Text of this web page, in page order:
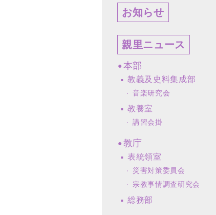
お知らせ
親里ニュース
本部
教義及史料集成部
音楽研究会
教養室
講習会掛
教庁
表統領室
災害対策委員会
宗教事情調査研究会
総務部